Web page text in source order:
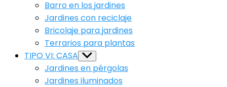
Barro en los jardines
Jardines con reciclaje
Bricolaje para jardines
Terrarios para plantas
TIPO VI: CASA Show
sub
menu
Jardines en pérgolas
Jardines iluminados